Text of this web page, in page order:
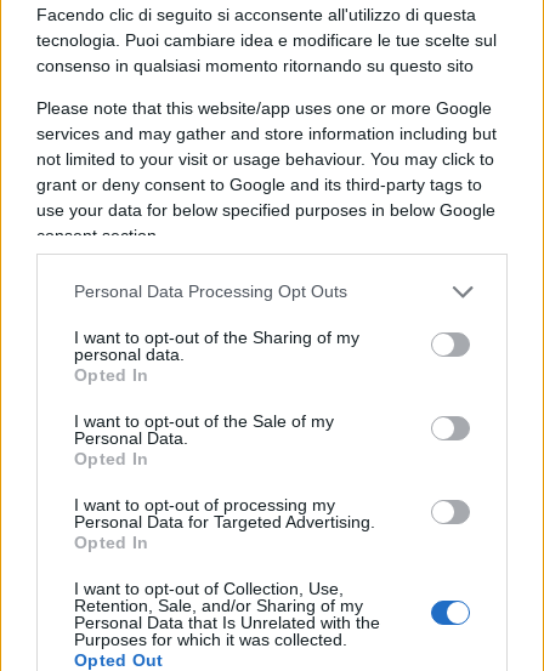
Facendo clic di seguito si acconsente all'utilizzo di questa
tecnologia. Puoi cambiare idea e modificare le tue scelte sul
consenso in qualsiasi momento ritornando su questo sito
Please note that this website/app uses one or more Google
services and may gather and store information including but
not limited to your visit or usage behaviour. You may click to
grant or deny consent to Google and its third-party tags to
use your data for below specified purposes in below Google
consent section.
Personal Data Processing Opt Outs
I want to opt-out of the Sharing of my
personal data.
Opted In
I want to opt-out of the Sale of my
Personal Data.
Opted In
I want to opt-out of processing my
Personal Data for Targeted Advertising.
Opted In
I want to opt-out of Collection, Use,
Retention, Sale, and/or Sharing of my
Personal Data that Is Unrelated with the
Purposes for which it was collected.
Opted Out
Le banche centrali hanno iniziato a guardare da
vicino le valute digitali dopo che Facebook lo
scorso anno ha annunciato il suo token digitale
Libra. Le banche centrali hanno intenzione,
proprio per questo, di tenere il passo, cercando di
evitare che il settore privato colmi le loro lacune
nei pagamenti in modi inadatti.
Oltre alla Fed e alla BoE, le sette banche centrali
che hanno collaborato con la BRI includono la
Banca centrale europea, la Banca nazionale
svizzera e la Banca del Giappone, ma non la
ad un Renminbi digitale, con la PBOC. L’obiettivo è
quello di aumentere la portata dello Yuan in un
mondo attualmente dominato dal dollaro.
#CRIPTOVALUTE